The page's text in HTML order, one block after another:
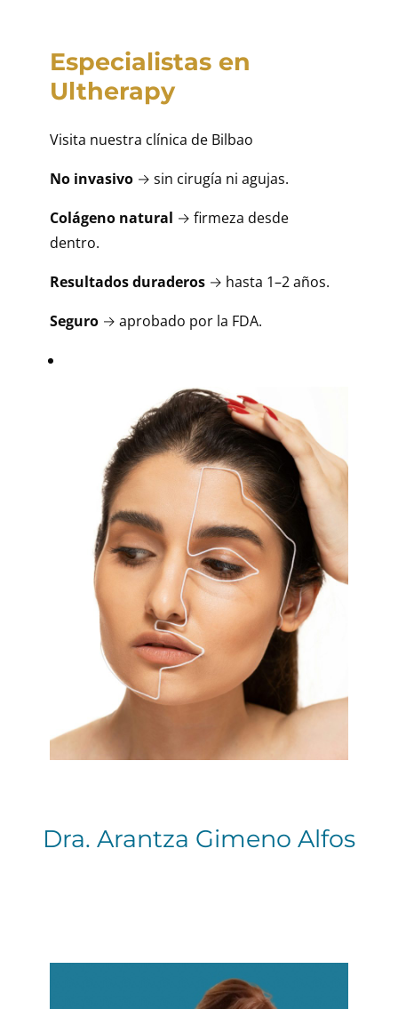
Especialistas en
Ultherapy
Visita nuestra clínica de Bilbao
No invasivo → sin cirugía ni agujas.
Colágeno natural → firmeza desde
dentro.
Resultados duraderos → hasta 1–2 años.
Seguro → aprobado por la FDA.
Dra. Arantza Gimeno Alfos